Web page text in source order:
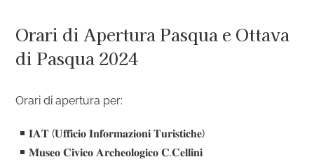
Orari di Apertura Pasqua e Ottava
di Pasqua 2024
Orari di apertura per:
𝐈𝐀𝐓 (𝐔𝐟𝐟𝐢𝐜𝐢𝐨 𝐈𝐧𝐟𝐨𝐫𝐦𝐚𝐳𝐢𝐨𝐧𝐢 𝐓𝐮𝐫𝐢𝐬𝐭𝐢𝐜𝐡𝐞)
𝐌𝐮𝐬𝐞𝐨 𝐂𝐢𝐯𝐢𝐜𝐨 𝐀𝐫𝐜𝐡𝐞𝐨𝐥𝐨𝐠𝐢𝐜𝐨 𝐂.𝐂𝐞𝐥𝐥𝐢𝐧𝐢